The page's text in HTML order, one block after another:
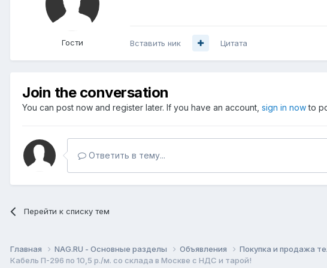
Гости Вставить ник Цитата
Join the conversation
You can post now and register later. If you have an account, sign in nowto
Ответить в тему...
Перейти к списку тем
Главная NAG.RU - Основные разделы Объявления
Покупка и продажа
Кабель П-296 по 10,5 р./м. со склада в Москве с НДС и тарой!